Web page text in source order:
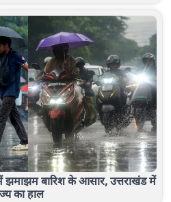
झमाझम बारिश के आसार, उत्तराखंड में
का हाल